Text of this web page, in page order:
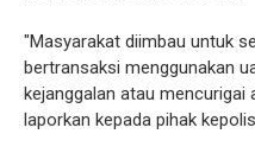
"Masyarakat diimbau untuk
bertransaksi menggunakan
kejanggalan atau mencurigai
laporkan kepada pihak